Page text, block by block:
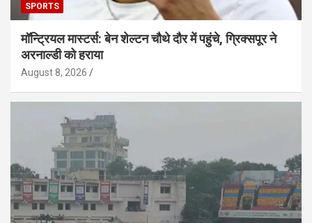
SPORTS
मॉन्ट्रियल मास्टर्स: बेन शेल्टन चौथे दौर में पहुंचे, ग्रिक्सपूर ने
अरनाल्डी को हराया
August 8, 2026